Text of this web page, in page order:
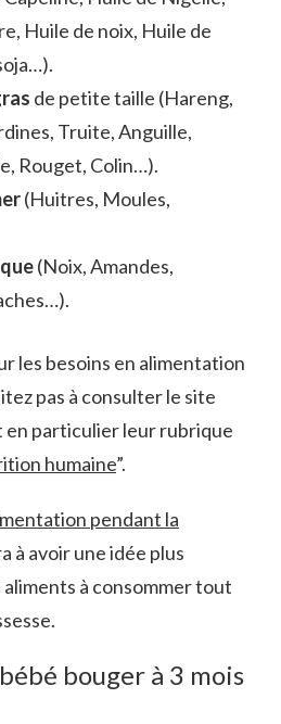
Huile de noix, Huile de
de petite taille (Hareng,
Truite, Anguille,
Rouget, Colin…).
(Huitres, Moules,
(Noix, Amandes,
les besoins en alimentation
pas à consulter le site
en particulier leur rubrique
humaine”.
pendant la
à avoir une idée plus
à consommer tout
bouger à 3 mois